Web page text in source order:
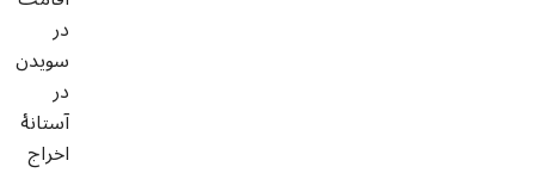
در
سویدن
در
آستانۀ
اخراج